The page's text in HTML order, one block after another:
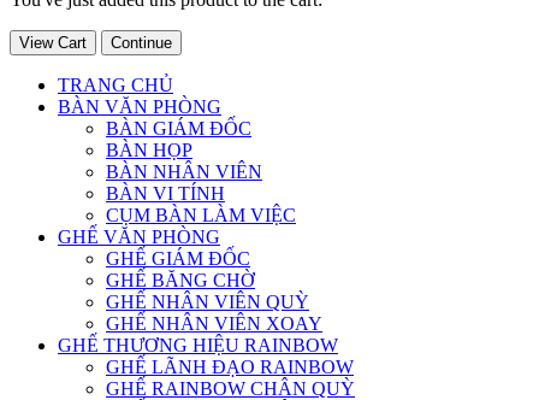
View Cart Continue
TRANG CHỦ
BÀN VĂN PHÒNG
BÀN GIÁM ĐỐC
BÀN HỌP
BÀN NHÂN VIÊN
BÀN VI TÍNH
CỤM BÀN LÀM VIỆC
GHẾ VĂN PHÒNG
GHẾ GIÁM ĐỐC
GHẾ BĂNG CHỜ
GHẾ NHÂN VIÊN QUỲ
GHẾ NHÂN VIÊN XOAY
GHẾ THƯƠNG HIỆU RAINBOW
GHẾ LÃNH ĐẠO RAINBOW
GHẾ RAINBOW CHÂN QUỲ